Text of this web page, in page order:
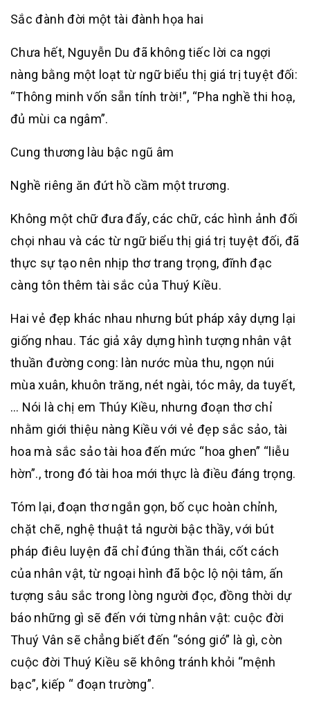
Sắc đành đời một tài đành họa hai
Chưa hết, Nguyễn Du đã không tiếc lời ca ngợi
nàng bằng một loạt từ ngữ biểu thị giá trị tuyệt đối:
“Thông minh vốn sẵn tính trời!”, “Pha nghề thi hoạ,
đủ mùi ca ngâm”.
Cung thương làu bậc ngũ âm
Nghề riêng ăn đứt hồ cầm một trương.
Không một chữ đưa đẩy, các chữ, các hình ảnh đối
chọi nhau và các từ ngữ biểu thị giá trị tuyệt đối, đã
thực sự tạo nên nhịp thơ trang trọng, đĩnh đạc
càng tôn thêm tài sắc của Thuý Kiều.
Hai vẻ đẹp khác nhau nhưng bút pháp xây dựng lại
giống nhau. Tác giả xây dựng hình tượng nhân vật
thuần đường cong: làn nước mùa thu, ngọn núi
mùa xuân, khuôn trăng, nét ngài, tóc mây, da tuyết,
… Nói là chị em Thúy Kiều, nhưng đoạn thơ chỉ
nhằm giới thiệu nàng Kiều với vẻ đẹp sắc sảo, tài
hoa mà sắc sảo tài hoa đến mức “hoa ghen” “liễu
hờn”., trong đó tài hoa mới thực là điều đáng trọng.
Tóm lại, đoạn thơ ngắn gọn, bố cục hoàn chỉnh,
chặt chẽ, nghệ thuật tả người bậc thầy, với bút
pháp điêu luyện đã chỉ đúng thần thái, cốt cách
của nhân vật, từ ngoại hình đã bộc lộ nội tâm, ấn
tượng sâu sắc trong lòng người đọc, đồng thời dự
báo những gì sẽ đến với từng nhân vật: cuộc đời
Thuý Vân sẽ chẳng biết đến “sóng gió” là gì, còn
cuộc đời Thuý Kiều sẽ không tránh khỏi “mệnh
bạc”, kiếp “ đoạn trường”.